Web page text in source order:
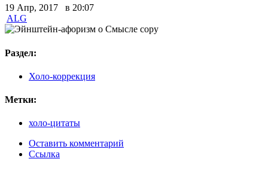
19 Апр, 2017 в 20:07
ALG
Раздел:
Холо-коррекция
Метки:
холо-цитаты
Оставить комментарий
Ссылка